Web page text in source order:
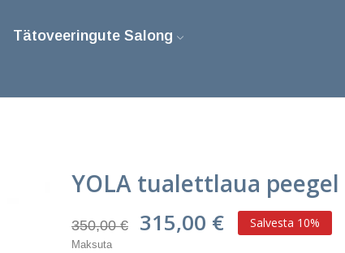
Tätoveeringute Salong
YOLA tualettlaua peegel
350,00 € 315,00 € Salvesta 10%
Maksuta